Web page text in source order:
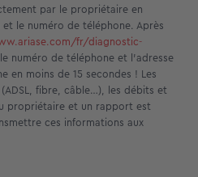
par le propriétaire en
le numéro de téléphone. Après
fr/diagnostic-
numéro de téléphone et l’adresse
en moins de 15 secondes ! Les
fibre, câble…), les débits et
propriétaire et un rapport est
ces informations aux